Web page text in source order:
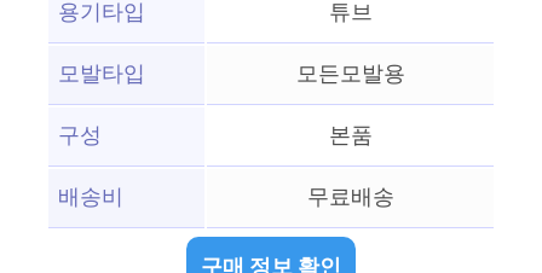
용기타입
튜브
모발타입
모든모발용
구성
본품
배송비
무료배송